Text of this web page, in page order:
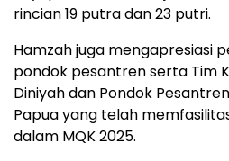
rincian 19 putra dan 23 putri.
Hamzah juga mengapresiasi
pondok pesantren serta Tim
Diniyah dan Pondok
Papua yang telah
dalam MQK 2025.